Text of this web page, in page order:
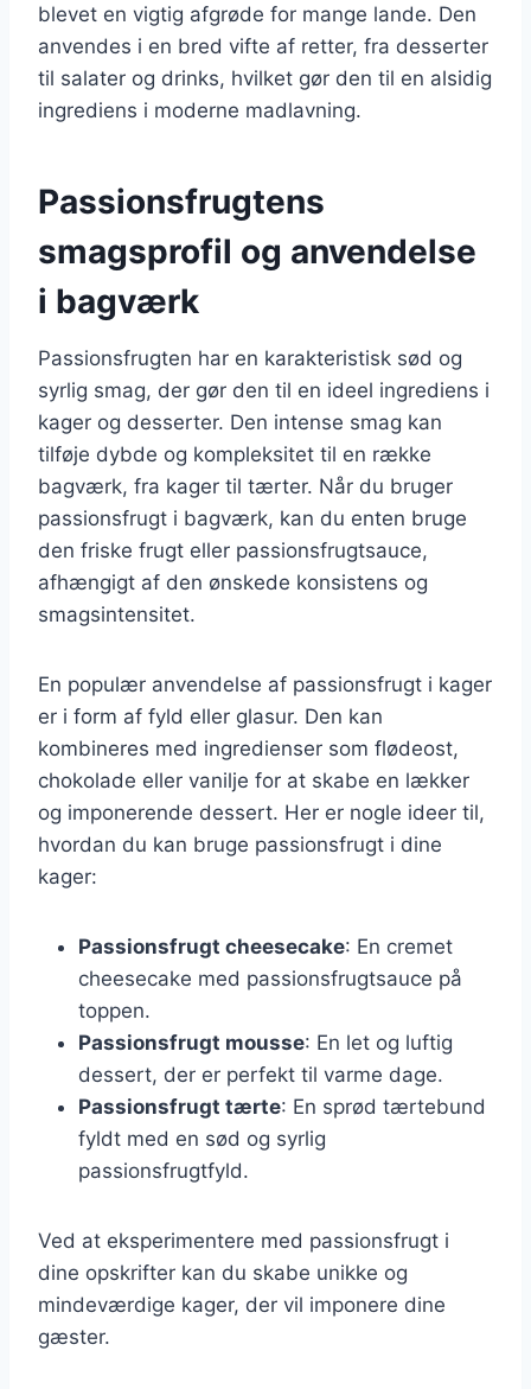
blevet en vigtig afgrøde for mange lande. Den
anvendes i en bred vifte af retter, fra desserter
til salater og drinks, hvilket gør den til en alsidig
ingrediens i moderne madlavning.
Passionsfrugtens
smagsprofil og anvendelse
i bagværk
Passionsfrugten har en karakteristisk sød og
syrlig smag, der gør den til en ideel ingrediens i
kager og desserter. Den intense smag kan
tilføje dybde og kompleksitet til en række
bagværk, fra kager til tærter. Når du bruger
passionsfrugt i bagværk, kan du enten bruge
den friske frugt eller passionsfrugtsauce,
afhængigt af den ønskede konsistens og
smagsintensitet.
En populær anvendelse af passionsfrugt i kager
er i form af fyld eller glasur. Den kan
kombineres med ingredienser som flødeost,
chokolade eller vanilje for at skabe en lækker
og imponerende dessert. Her er nogle ideer til,
hvordan du kan bruge passionsfrugt i dine
kager:
Passionsfrugt cheesecake: En cremet
cheesecake med passionsfrugtsauce på
toppen.
Passionsfrugt mousse: En let og luftig
dessert, der er perfekt til varme dage.
Passionsfrugt tærte: En sprød tærtebund
fyldt med en sød og syrlig
passionsfrugtfyld.
Ved at eksperimentere med passionsfrugt i
dine opskrifter kan du skabe unikke og
mindeværdige kager, der vil imponere dine
gæster.